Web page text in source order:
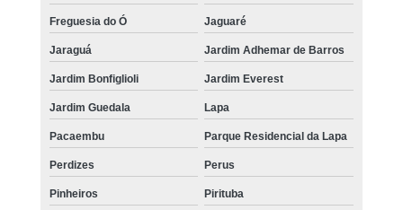
Freguesia do Ó Jaguaré
Jaraguá Jardim Adhemar de Barros
Jardim Bonfiglioli Jardim Everest
Jardim Guedala Lapa
Pacaembu Parque Residencial da Lapa
Perdizes Perus
Pinheiros Pirituba